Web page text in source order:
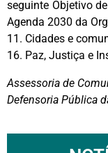
seguinte Objetivo
Agenda 2030 da
11. Cidades e
16. Paz, Justiça e
Assessoria de
Defensoria Pública